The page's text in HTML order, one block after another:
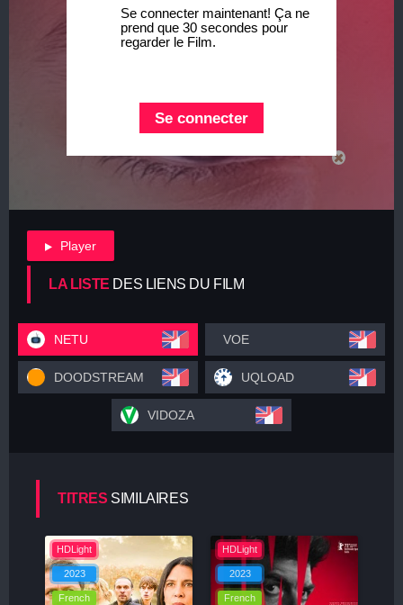
Se connecter maintenant! Ça ne
prend que 30 secondes pour
regarder le Film.
Se connecter
Player
LA LISTE DES LIENS DU FILM
NETU VOE
DOODSTREAM UQLOAD
VIDOZA
TITRES SIMILAIRES
HDLight
2023
French
HDLight
2023
French